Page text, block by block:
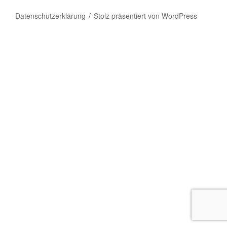
Datenschutzerklärung Stolz präsentiert von WordPress